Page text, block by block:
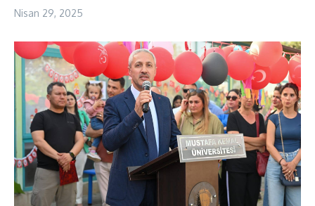
Nisan 29, 2025